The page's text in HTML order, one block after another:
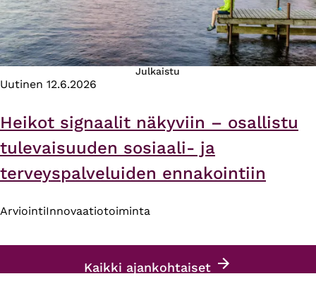
Julkaistu
Uutinen 12.6.2026
Heikot signaalit näkyviin – osallistu
tulevaisuuden sosiaali- ja
terveyspalveluiden ennakointiin
ArviointiInnovaatiotoiminta
Kaikki ajankohtaiset